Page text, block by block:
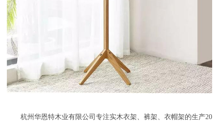
杭州华恩特木业有限公司专注实木衣架、裤架、衣帽架的生产20